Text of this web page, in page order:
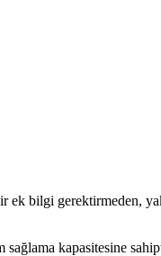
bilgi gerektirmeden,
kapasitesine